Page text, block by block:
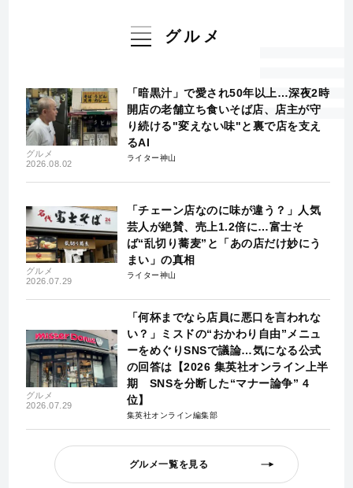
グルメ
グルメ
2026.08.02
「暗黒汁」で愛され50年以上…深夜2時
開店の老舗立ち食いそば店、店主が守
り続ける"変えない味"と裏で店を支え
るAI
ライター神山
グルメ
2026.07.29
「チェーン店なのに味が違う？」人気
芸人が絶賛、売上1.2倍に…富士そ
ば“乱切り蕎麦”と「あの店だけ妙にう
まい」の真相
ライター神山
グルメ
2026.07.29
「何杯までなら店員に悪口を言われな
い？」ミスドの“おかわり自由”メニュ
ーをめぐりSNSで議論…気になる公式
の回答は【2026 集英社オンライン上半
期 SNSを分断した“マナー論争” 4
位】
集英社オンライン編集部
グルメ一覧を見る